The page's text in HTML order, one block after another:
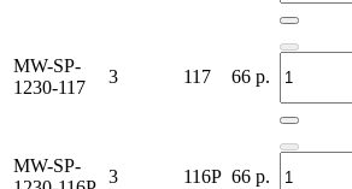
MW-SP-
1230-117
3 117 66 р.
MW-SP-
3 116P 66 р.